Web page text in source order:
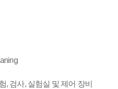
, 검사, 실험실 및 제어 장비